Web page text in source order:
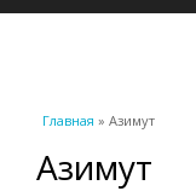
Вы здесь
Главная » Азимут
Азимут